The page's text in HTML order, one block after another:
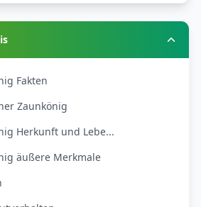
Fakten
Zaunkönig
Herkunft und Lebe...
äußere Merkmale